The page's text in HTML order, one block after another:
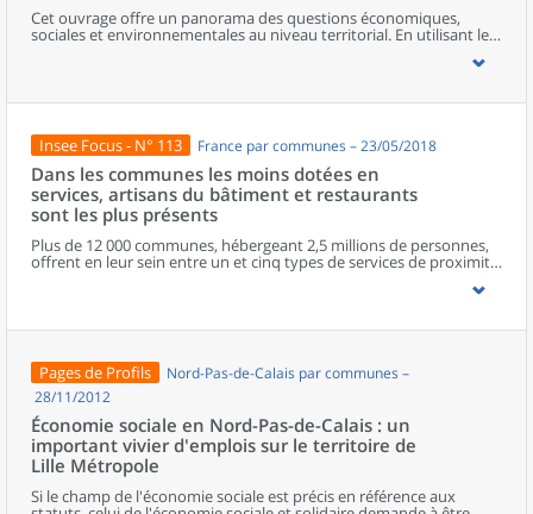
Cet ouvrage offre un panorama des questions économiques,
sociales et environnementales au niveau territorial. En utilisant les
disparités géographiques en France, sur les forces et faiblesses des
population.
Insee Focus - N° 113 France par communes – 23/05/2018
Dans les communes les moins dotées en
services, artisans du bâtiment et restaurants
sont les plus présents
Plus de 12 000 communes, hébergeant 2,5 millions de personnes,
offrent en leur sein entre un et cinq types de services de proximité.
Dans ces communes, les artisans et les restaurants sont les plus
boulangeries ou les supérettes, n’apparaissent de façon
services de proximité. Quant aux services médicaux, ils sont situés
dans des communes bénéficiant d’un nombre d’équipements
encore plus large. Aux communes qui possèdent au moins un
service de proximité, s’ajoutent 1 888 communes qui n’en
possèdent aucun. Elles abritent 162 000 habitants.
Pages de Profils
Nord-Pas-de-Calais par communes –
28/11/2012
Économie sociale en Nord-Pas-de-Calais : un
important vivier d'emplois sur le territoire de
Lille Métropole
Si le champ de l'économie sociale est précis en référence aux